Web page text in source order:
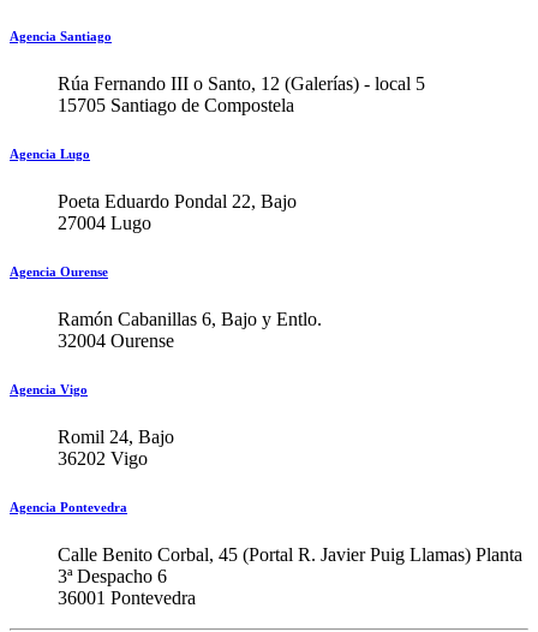
Agencia Santiago
Rúa Fernando III o Santo, 12 (Galerías) - local 5
15705 Santiago de Compostela
Agencia Lugo
Poeta Eduardo Pondal 22, Bajo
27004 Lugo
Agencia Ourense
Ramón Cabanillas 6, Bajo y Entlo.
32004 Ourense
Agencia Vigo
Romil 24, Bajo
36202 Vigo
Agencia Pontevedra
Calle Benito Corbal, 45 (Portal R. Javier Puig Llamas) Planta
3ª Despacho 6
36001 Pontevedra